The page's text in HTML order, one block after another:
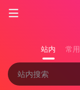
站内 常用